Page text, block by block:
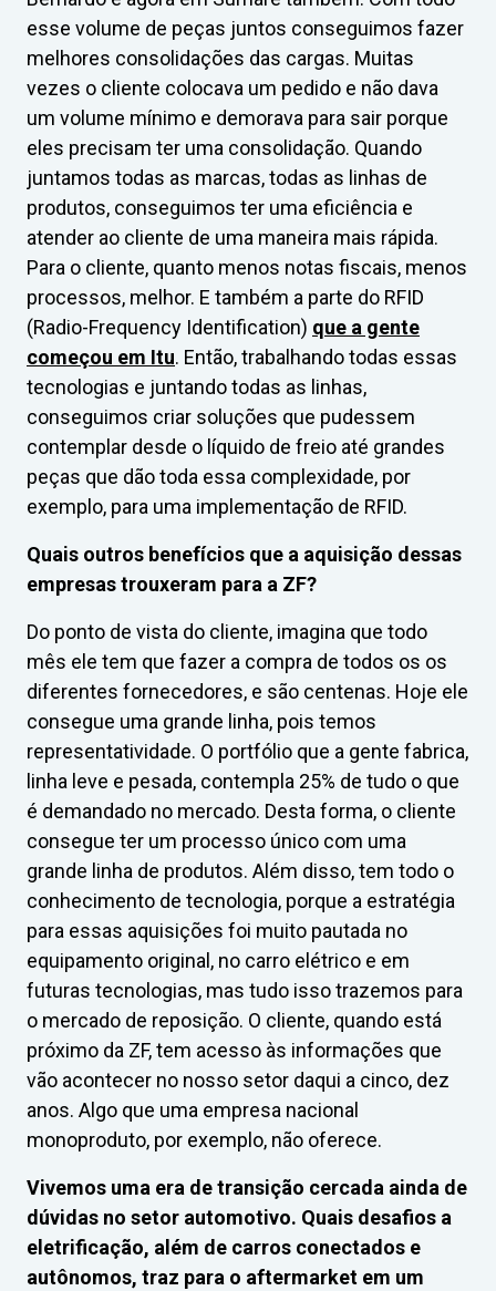
esse volume de peças juntos conseguimos fazer
melhores consolidações das cargas. Muitas
vezes o cliente colocava um pedido e não dava
um volume mínimo e demorava para sair porque
eles precisam ter uma consolidação. Quando
juntamos todas as marcas, todas as linhas de
produtos, conseguimos ter uma eficiência e
atender ao cliente de uma maneira mais rápida.
Para o cliente, quanto menos notas fiscais, menos
processos, melhor. E também a parte do RFID
(Radio-Frequency Identification) que a gente
começou em Itu. Então, trabalhando todas essas
tecnologias e juntando todas as linhas,
conseguimos criar soluções que pudessem
contemplar desde o líquido de freio até grandes
peças que dão toda essa complexidade, por
exemplo, para uma implementação de RFID.
Quais outros benefícios que a aquisição dessas
empresas trouxeram para a ZF?
Do ponto de vista do cliente, imagina que todo
mês ele tem que fazer a compra de todos os os
diferentes fornecedores, e são centenas. Hoje ele
consegue uma grande linha, pois temos
representatividade. O portfólio que a gente fabrica,
linha leve e pesada, contempla 25% de tudo o que
é demandado no mercado. Desta forma, o cliente
consegue ter um processo único com uma
grande linha de produtos. Além disso, tem todo o
conhecimento de tecnologia, porque a estratégia
para essas aquisições foi muito pautada no
equipamento original, no carro elétrico e em
futuras tecnologias, mas tudo isso trazemos para
o mercado de reposição. O cliente, quando está
próximo da ZF, tem acesso às informações que
vão acontecer no nosso setor daqui a cinco, dez
anos. Algo que uma empresa nacional
monoproduto, por exemplo, não oferece.
Vivemos uma era de transição cercada ainda de
dúvidas no setor automotivo. Quais desafios a
eletrificação, além de carros conectados e
autônomos, traz para o aftermarket em um